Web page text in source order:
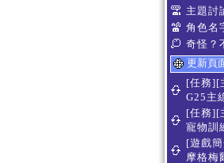
主題討
角色名
奇怪？
更新頁
[任務][
G25主
[任務][
寵物訓
[遊戲
摩格梅